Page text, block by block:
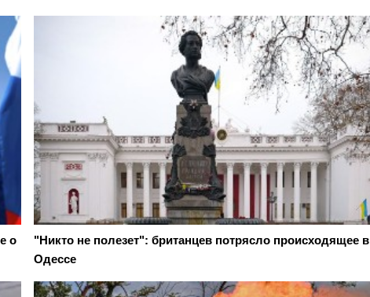
о
"Никто не полезет": британцев потрясло происходящее в
Одессе